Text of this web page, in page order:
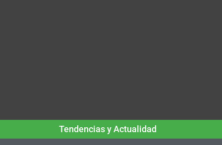
Tendencias y Actualidad